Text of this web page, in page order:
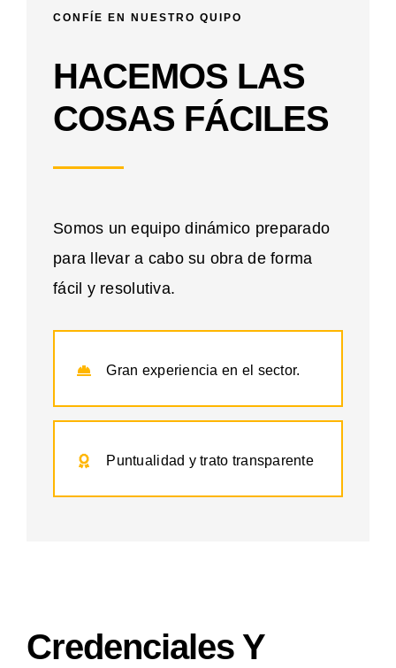
CONFÍE EN NUESTRO QUIPO
HACEMOS LAS
COSAS FÁCILES
Somos un equipo dinámico preparado
para llevar a cabo su obra de forma
fácil y resolutiva.
Gran experiencia en el sector.
Puntualidad y trato transparente
Credenciales Y